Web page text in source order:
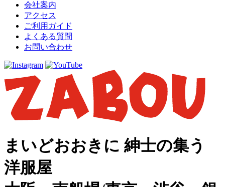
会社案内
アクセス
ご利用ガイド
よくある質問
お問い合わせ
まいどおおきに 紳士の集う
洋服屋